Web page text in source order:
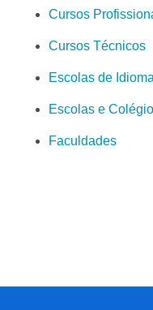
Cursos
Cursos Técnicos
Escolas de
Escolas e
Faculdades